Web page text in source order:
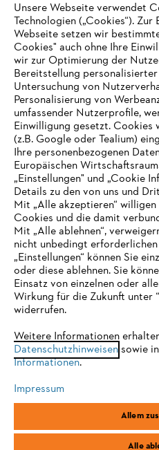
Unternehmen
Online Shop
Service
Allgemeine
Impressum Cookies
STIHL Vertriebszentrale AG & Co.
IHR BROWSER
UNTERSTÜTZT
eine optimale Nutzung unserer
einem der folgenden Browser
Firefox
Unsere Webseite verwendet
Technologien („Cookies“).
Webseite setzen wir
Cookies" auch ohne Ihre
wir zur Optimierung der
Bereitstellung
Untersuchung von
Personalisierung von
umfassender Nutzerprofile,
Einwilligung gesetzt. Cookies
(z.B. Google oder Tealium)
Ihre personenbezogenen
Europäischen
„Einstellungen" und „Cookie
Details zu den von uns und
Mit „Alle akzeptieren“
Cookies und die damit
Mit „Alle ablehnen“,
nicht unbedingt
„Einstellungen“ können Sie
oder diese ablehnen. Sie
Einsatz von einzelnen oder
Wirkung für die Zukunft unter
widerrufen.
Weitere Informationen
Datenschutzhinweisensowie
Informationen.
Impressum
Allem
Alle